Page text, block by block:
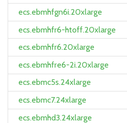
ecs.ebmhfgn6i.20xlarge
ecs.ebmhfr6-htoff.20xlarge
ecs.ebmhfr6.20xlarge
ecs.ebmhfre6-2i.20xlarge
ecs.ebmc5s.24xlarge
ecs.ebmc7.24xlarge
ecs.ebmhd3.24xlarge